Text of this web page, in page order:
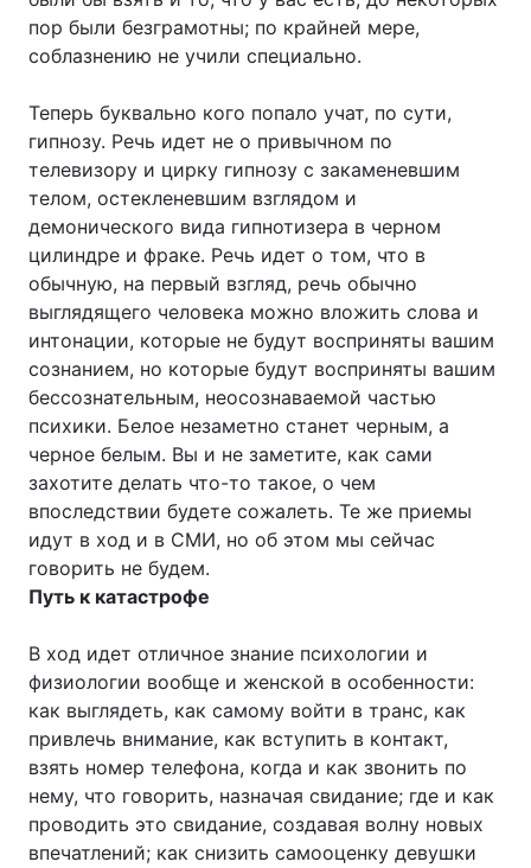
пор были безграмотны; по крайней мере,
соблазнению не учили специально.
Теперь буквально кого попало учат, по сути,
гипнозу. Речь идет не о привычном по
телевизору и цирку гипнозу с закаменевшим
телом, остекленевшим взглядом и
демонического вида гипнотизера в черном
цилиндре и фраке. Речь идет о том, что в
обычную, на первый взгляд, речь обычно
выглядящего человека можно вложить слова и
интонации, которые не будут восприняты вашим
сознанием, но которые будут восприняты вашим
бессознательным, неосознаваемой частью
психики. Белое незаметно станет черным, а
черное белым. Вы и не заметите, как сами
захотите делать что-то такое, о чем
впоследствии будете сожалеть. Те же приемы
идут в ход и в СМИ, но об этом мы сейчас
говорить не будем.
Путь к катастрофе
В ход идет отличное знание психологии и
физиологии вообще и женской в особенности:
как выглядеть, как самому войти в транс, как
привлечь внимание, как вступить в контакт,
взять номер телефона, когда и как звонить по
нему, что говорить, назначая свидание; где и как
проводить это свидание, создавая волну новых
впечатлений; как снизить самооценку девушки